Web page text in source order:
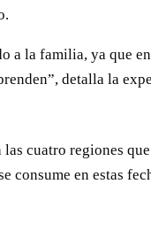
la familia, ya que
detalla la
cuatro regiones
en estas